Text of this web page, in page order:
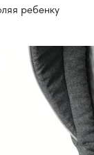
ребенку